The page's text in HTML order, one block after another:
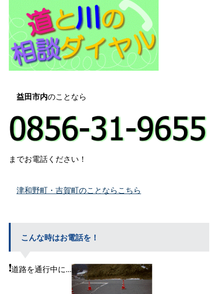
益田市内のことなら
までお電話ください！
津和野町・吉賀町のことならこちら
こんな時はお電話を！
道路を通行中に...